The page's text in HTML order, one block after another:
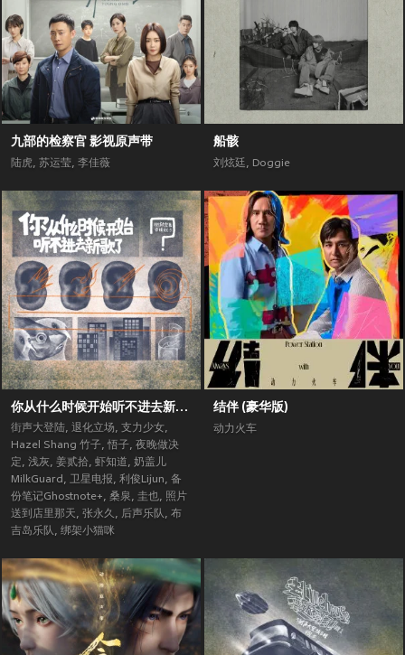
九部的检察官 影视原声带
陆虎, 苏运莹, 李佳薇
船骸
刘炫廷, Doggie
你从什么时候开始听不进去新歌了？ (街声大登陆合辑Vol.5)
街声大登陆, 退化立场, 支力少女,
Hazel Shang 竹子, 悟子, 夜晚做决
定, 浅灰, 姜贰拾, 虾知道, 奶盖儿
MilkGuard, 卫星电报, 利俊Lijun, 备
份笔记Ghostnote+, 桑泉, 圭也, 照片
送到店里那天, 张永久, 后声乐队, 布
吉岛乐队, 绑架小猫咪
结伴 (豪华版)
动力火车